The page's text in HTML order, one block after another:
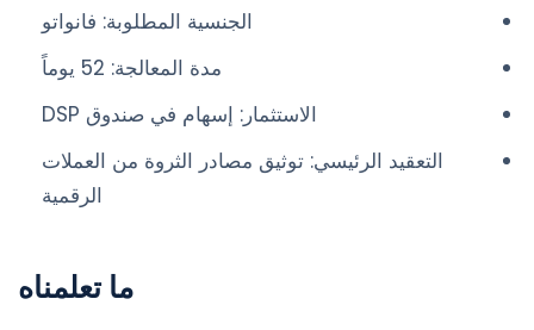
الجنسية المطلوبة: فانواتو
مدة المعالجة: 52 يوماً
الاستثمار: إسهام في صندوق DSP
التعقيد الرئيسي: توثيق مصادر الثروة من العملات
الرقمية
ما تعلمناه